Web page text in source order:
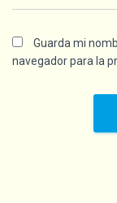
Guarda mi
navegador para la